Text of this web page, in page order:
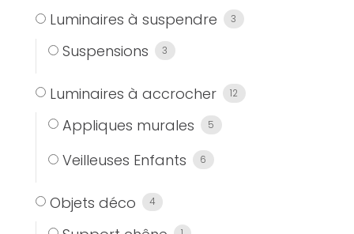
Luminaires à suspendre 3
Suspensions 3
Luminaires à accrocher 12
Appliques murales 5
Veilleuses Enfants 6
Objets déco 4